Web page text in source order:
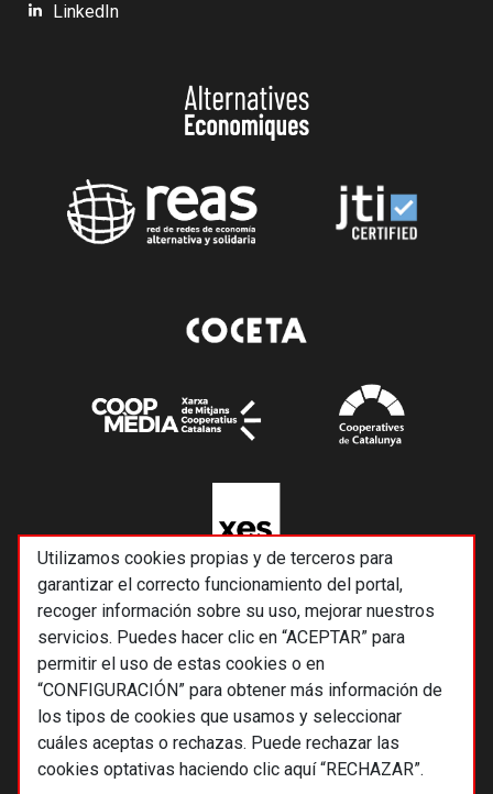
Utilizamos cookies propias y de terceros para
garantizar el correcto funcionamiento del portal,
recoger información sobre su uso, mejorar nuestros
servicios. Puedes hacer clic en “ACEPTAR” para
permitir el uso de estas cookies o en
“CONFIGURACIÓN” para obtener más información de
los tipos de cookies que usamos y seleccionar
cuáles aceptas o rechazas. Puede rechazar las
cookies optativas haciendo clic aquí “RECHAZAR”.
LinkedIn
© 2026 Alternativas económicas SCCL